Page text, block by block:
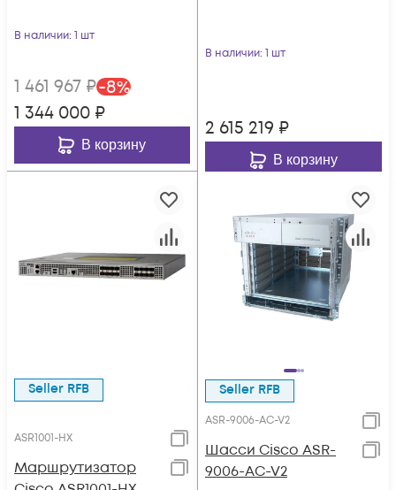
В наличии: 1 шт
1 461 967 ₽-8%
1 344 000 ₽
В корзину
В наличии: 1 шт
2 615 219 ₽
В корзину
Seller RFB
ASR1001-HХ
Маршрутизатор
Seller RFB
ASR-9006-AC-V2
Шасси Cisco ASR-
9006-AC-V2